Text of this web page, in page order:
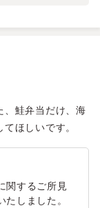
、鮭弁当だけ、海
ほしいです。
関するご所見
しました。